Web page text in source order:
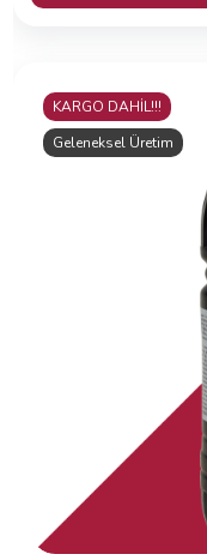
KARGO DAHİL!!!
Geleneksel Üretim